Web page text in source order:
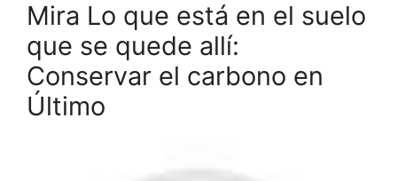
Mira Lo que está en el suelo
que se quede allí:
Conservar el carbono en
Último